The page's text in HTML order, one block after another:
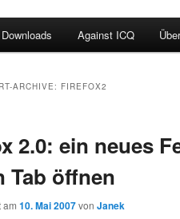
Downloads Against ICQ
ARCHIVE: FIREFOX2
2.0: ein neues
Tab öffnen
am10. Mai 2007 vonJanek